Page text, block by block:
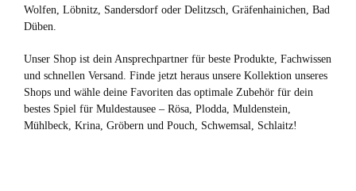
Wolfen, Löbnitz, Sandersdorf oder Delitzsch, Gräfenhainichen, Bad
Düben.
Unser Shop ist dein Ansprechpartner für beste Produkte, Fachwissen
und schnellen Versand. Finde jetzt heraus unsere Kollektion unseres
Shops und wähle deine Favoriten das optimale Zubehör für dein
bestes Spiel für Muldestausee – Rösa, Plodda, Muldenstein,
Mühlbeck, Krina, Gröbern und Pouch, Schwemsal, Schlaitz!